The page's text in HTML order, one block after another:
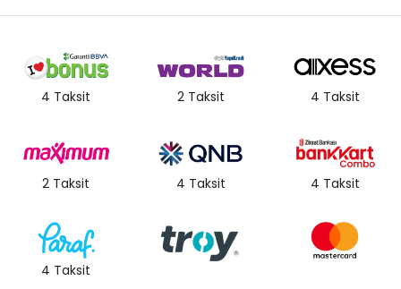
4 Taksit 2 Taksit 4 Taksit
2 Taksit 4 Taksit 4 Taksit
4 Taksit